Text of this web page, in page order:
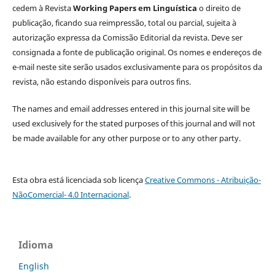
cedem à RevistaWorking Papers em Linguística o direito de
publicação, ficando sua reimpressão, total ou parcial, sujeita à
autorização expressa da Comissão Editorial da revista. Deve ser
consignada a fonte de publicação original. Os nomes e endereços de
e-mail neste site serão usados exclusivamente para os propósitos da
revista, não estando disponíveis para outros fins.
The names and email addresses entered in this journal site will be
used exclusively for the stated purposes of this journal and will not
be made available for any other purpose or to any other party.
Esta obra está licenciada sob licençaCreative Commons - Atribuição-
NãoComercial- 4.0 Internacional.
Idioma
English